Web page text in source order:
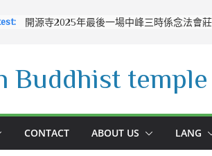
Buddhist temple
CONTACT ABOUT US LANG